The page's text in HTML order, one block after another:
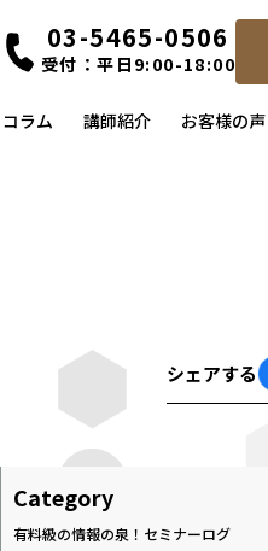
03-5465-0506
受付：平日9:00-18:00
コラム 講師紹介 お客様の声
シェアする
Category
有料級の情報の泉！セミナーログ